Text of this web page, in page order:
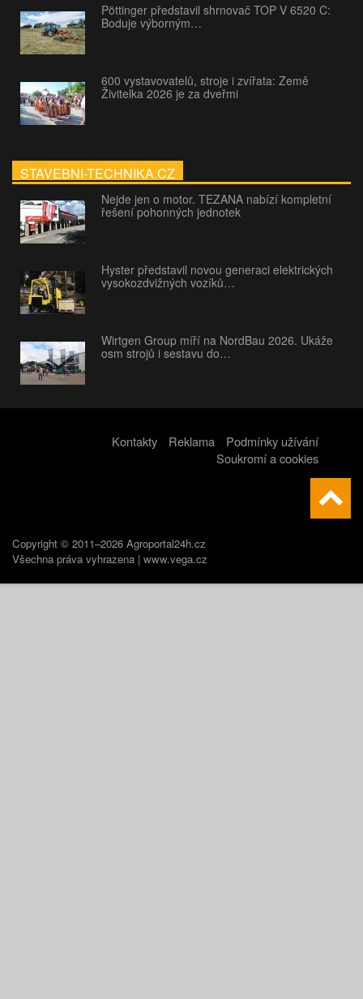
Pöttinger představil shrnovač TOP V 6520 C:
Boduje výborným…
600 vystavovatelů, stroje i zvířata: Země
Živitelka 2026 je za dveřmi
STAVEBNI-TECHNIKA.CZ
Nejde jen o motor. TEZANA nabízí kompletní
řešení pohonných jednotek
Hyster představil novou generaci elektrických
vysokozdvižných vozíků…
Wirtgen Group míří na NordBau 2026. Ukáže
osm strojů i sestavu do…
Kontakty Reklama
Podmínky užívání
Soukromí a cookies
Copyright © 2011–2026 Agroportal24h.cz
Všechna práva vyhrazena | www.vega.cz